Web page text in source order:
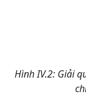
Hình IV.2: Giải